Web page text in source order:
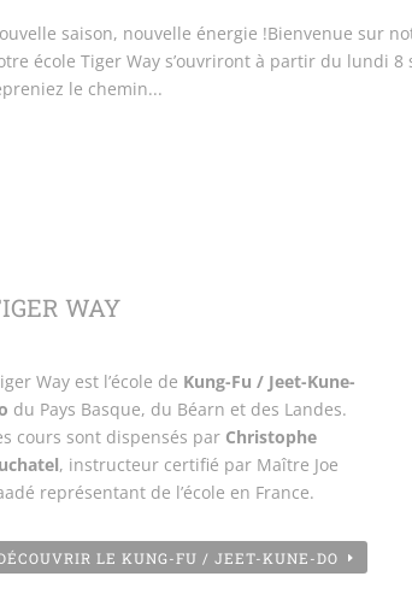
saison, nouvelle énergie !Bienvenue sur
école Tiger Way s’ouvriront à partir du lundi
le chemin...
WAY
Way est l’école de Kung-Fu / Jeet-Kune-
du Pays Basque, du Béarn et des Landes.
cours sont dispensés par Christophe
, instructeur certifié par Maître Joe
représentant de l’école en France.
LE KUNG-FU / JEET-KUNE-DO